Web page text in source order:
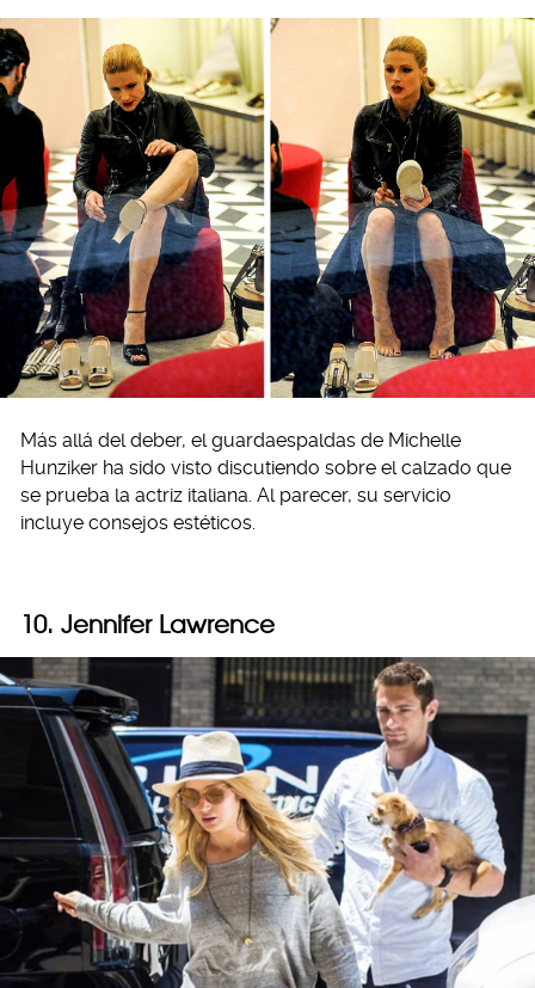
Más allá del deber, el guardaespaldas de Michelle
Hunziker ha sido visto discutiendo sobre el calzado que
se prueba la actriz italiana. Al parecer, su servicio
incluye consejos estéticos.
10. Jennifer Lawrence